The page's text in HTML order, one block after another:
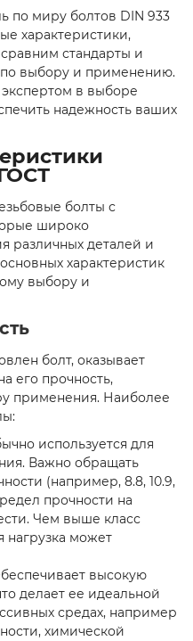
по миру болтов DIN 933
характеристики,
стандарты и
выбору и применению.
в выборе
надежность ваших
болты с
широко
различных деталей и
характеристик
выбору и
болт, оказывает
его прочность,
применения. Наиболее
используется для
Важно обращать
(например, 8.8, 10.9,
прочности на
Чем выше класс
нагрузка может
высокую
делает ее идеальной
средах, например
химической